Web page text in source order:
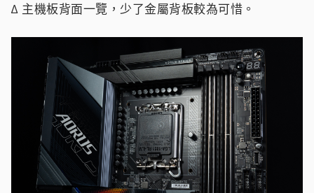
∆ 主機板背面一覽，少了金屬背板較為可惜。